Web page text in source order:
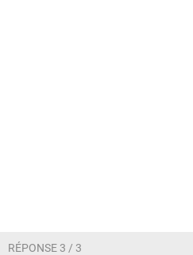
RÉPONSE 3 / 3